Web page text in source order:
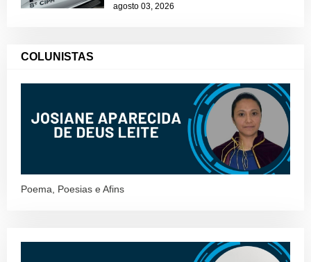
agosto 03, 2026
COLUNISTAS
Poema, Poesias e Afins